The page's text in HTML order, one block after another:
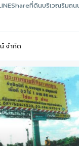
ที่ดินบริเวณริมถ
จํากัด